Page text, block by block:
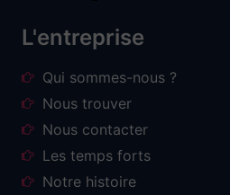
L'entreprise
Qui sommes-nous ?
Nous trouver
Nous contacter
Les temps forts
Notre histoire